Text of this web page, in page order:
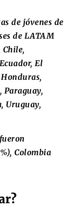
de jóvenes de
de LATAM
El
Paraguay,
Uruguay,
Colombia